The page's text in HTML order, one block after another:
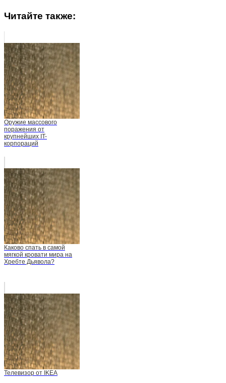
Читайте также:
Оружие массового
поражения от
крупнейших IT-
корпораций
Каково спать в самой
мягкой кровати мира на
Хребте Дьявола?
Телевизор от IKEA